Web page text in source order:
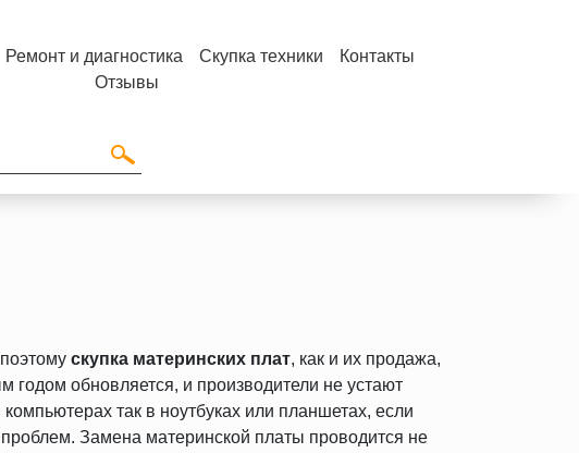
Ремонт и диагностика Скупка техники
Контакты
Отзывы
скупка материнских плат, как и их продажа,
обновляется, и производители не устают
так в ноутбуках или планшетах, если
Замена материнской платы проводится не